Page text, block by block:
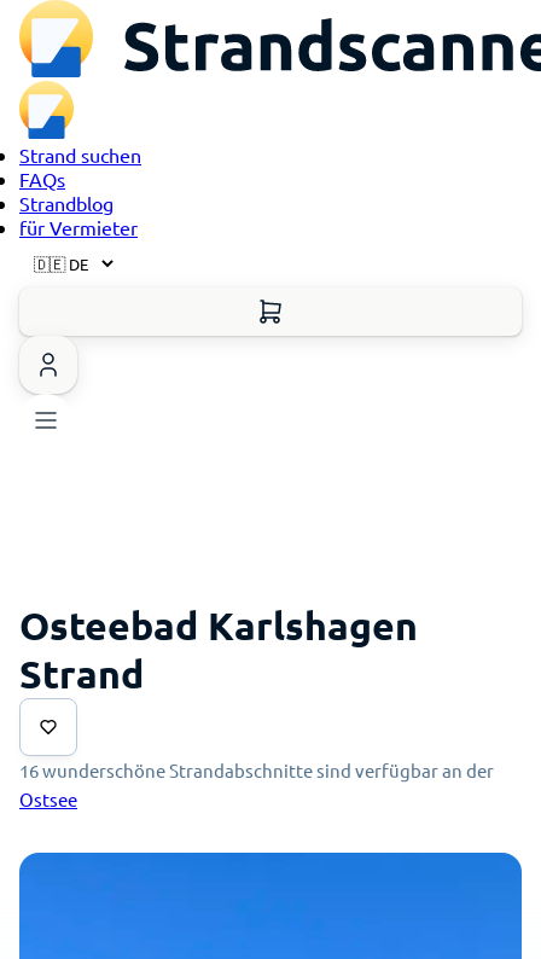
Strand suchen
FAQs
Strandblog
für Vermieter
Osteebad Karlshagen
Strand
16 wunderschöne Strandabschnitte sind verfügbar an der
Ostsee